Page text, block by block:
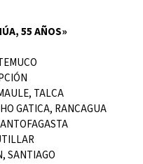
55 AÑOS»
TALCA
GATICA, RANCAGUA
SANTIAGO